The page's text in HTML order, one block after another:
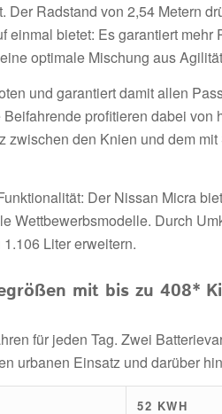
Radstand von 2,54 Metern
bietet: Es garantiert mehr
optimale Mischung aus
und garantiert damit allen
profitieren dabei von
den Knien und dem
Der Nissan Micra
Wettbewerbsmodelle. Durch
Liter erweitern.
mit bis zu 408*
für jeden Tag. Zwei
urbanen Einsatz und darüber
52 KWH